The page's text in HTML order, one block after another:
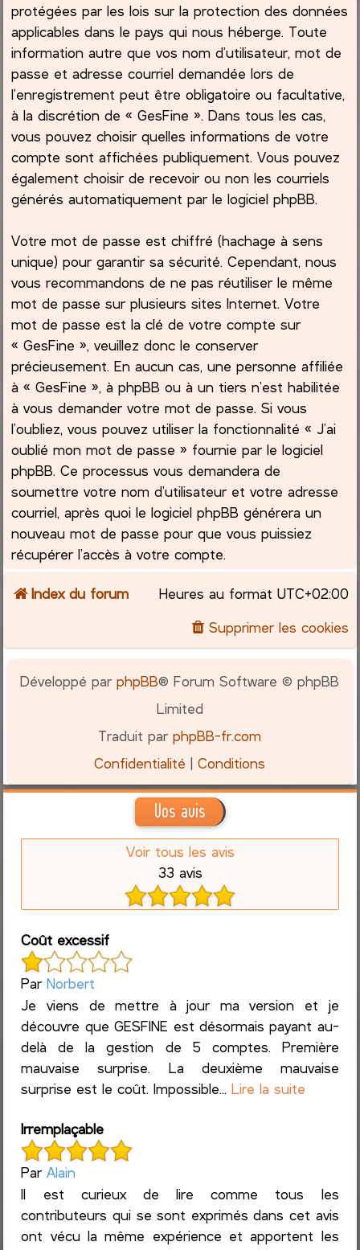
protégées par les lois sur la protection des données
applicables dans le pays qui nous héberge. Toute
information autre que vos nom d’utilisateur, mot de
passe et adresse courriel demandée lors de
l’enregistrement peut être obligatoire ou facultative,
à la discrétion de « GesFine ». Dans tous les cas,
vous pouvez choisir quelles informations de votre
compte sont affichées publiquement. Vous pouvez
également choisir de recevoir ou non les courriels
générés automatiquement par le logiciel phpBB.
Votre mot de passe est chiffré (hachage à sens
unique) pour garantir sa sécurité. Cependant, nous
vous recommandons de ne pas réutiliser le même
mot de passe sur plusieurs sites Internet. Votre
mot de passe est la clé de votre compte sur
« GesFine », veuillez donc le conserver
précieusement. En aucun cas, une personne affiliée
à « GesFine », à phpBB ou à un tiers n’est habilitée
à vous demander votre mot de passe. Si vous
l’oubliez, vous pouvez utiliser la fonctionnalité « J’ai
oublié mon mot de passe » fournie par le logiciel
phpBB. Ce processus vous demandera de
soumettre votre nom d’utilisateur et votre adresse
courriel, après quoi le logiciel phpBB générera un
nouveau mot de passe pour que vous puissiez
récupérer l’accès à votre compte.
Index du forum Heures au format UTC+02:00
Supprimer les cookies
Développé parphpBB® Forum Software © phpBB
Limited
Traduit parphpBB-fr.com
Confidentialité |Conditions
Vos avis
Voir tous les avis
33 avis
Coût excessif
ParNorbert
Je viens de mettre à jour ma version et je
découvre que GESFINE est désormais payant au-
delà de la gestion de 5 comptes. Première
mauvaise surprise. La deuxième mauvaise
surprise est le coût. Impossible...Lire la suite
Irremplaçable
ParAlain
Il est curieux de lire comme tous les
contributeurs qui se sont exprimés dans cet avis
ont vécu la même expérience et apportent les